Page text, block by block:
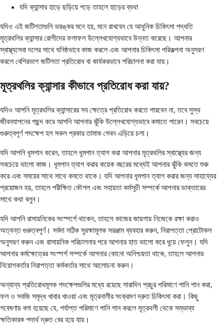
যদি ক্যান্সার হাড়ে ছড়িয়ে পড়ে তাহলে হাড়ের ব্যথা
যদিও এই জটিলতাগুলি ভয়ঙ্কর মনে হয়, মনে রাখবেন যে আধুনিক চিকিৎসা পদ্ধতি
মূত্রথলির ক্যান্সার রোগীদের ফলাফল উল্লেখযোগ্যভাবে উন্নত করেছে। আপনার
স্বাস্থ্যসেবা দলের সাথে ঘনিষ্ঠভাবে কাজ করলে এবং আপনার চিকিৎসা পরিকল্পনা অনুসরণ
করলে বেশিরভাগ জটিলতা প্রতিরোধ বা কার্যকরভাবে পরিচালনা করা যায়।
মূত্রথলির ক্যান্সার কীভাবে প্রতিরোধ করা যায়?
যদিও আপনি মূত্রথলির ক্যান্সারের সব ক্ষেত্রে প্রতিরোধ করতে পারবেন না, তবে সুস্থ
জীবনযাপনের পছন্দ করে আপনি আপনার ঝুঁকি উল্লেখযোগ্যভাবে কমাতে পারেন। সবচেয়ে
গুরুত্বপূর্ণ পদক্ষেপ হল সকল প্রকার তামাক সেবন এড়িয়ে চলা।
যদি আপনি ধূমপান করেন, তাহলে ধূমপান ত্যাগ করা আপনার মূত্রথলির স্বাস্থ্যের জন্য
সবচেয়ে ভালো কাজ। ধূমপান ত্যাগ করার কয়েক বছরের মধ্যেই আপনার ঝুঁকি কমতে শুরু
করে এবং সময়ের সাথে সাথে কমতে থাকে। যদি আপনার ধূমপান ত্যাগ করার জন্য সাহায্যের
প্রয়োজন হয়, তাহলে পরীক্ষিত কৌশল এবং সহায়তা কর্মসূচী সম্পর্কে আপনার ডাক্তারের
সাথে কথা বলুন।
যদি আপনি রাসায়নিকের সংস্পর্শে থাকেন, তাহলে কাজের জায়গায় নিজেকে রক্ষা করাও
অত্যন্ত গুরুত্বপূর্ণ। সর্বদা সঠিক সুরক্ষামূলক সরঞ্জাম ব্যবহার করুন, নিরাপত্তা প্রোটোকল
অনুসরণ করুন এবং রাসায়নিক পরিচালনার পরে আপনার হাত ভালো করে ধুয়ে ফেলুন। যদি
আপনার কর্মক্ষেত্রের সংস্পর্শ সম্পর্কে আপনার কোনো অনিশ্চয়তা থাকে, তাহলে আপনার
নিয়োগকর্তার নিরাপত্তা কর্মকর্তার সাথে আলোচনা করুন।
অন্যান্য প্রতিরোধমূলক পদক্ষেপগুলির মধ্যে রয়েছে সারাদিন প্রচুর পরিমাণে পানি পান করা,
ফল ও সবজি সমৃদ্ধ খাবার খাওয়া এবং মূত্রনালীর সংক্রমণ দ্রুত চিকিৎসা করা। কিছু
গবেষণায় বলা হয়েছে যে, পর্যাপ্ত পরিমাণে পানি পান করলে মূত্রথলী থেকে সম্ভাব্য
ক্ষতিকারক পদার্থ দ্রুত বের হয়ে যায়।